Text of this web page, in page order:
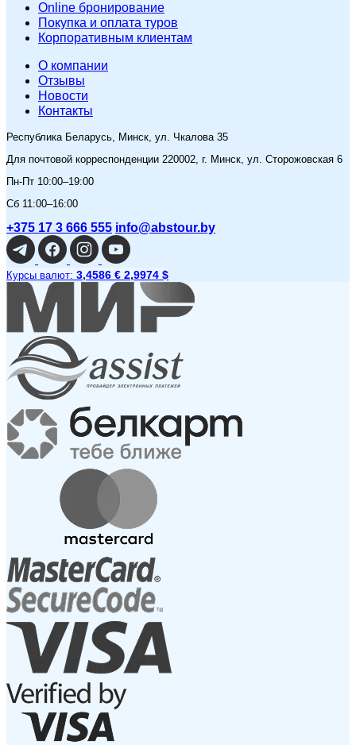
Online бронирование
Покупка и оплата туров
Корпоративным клиентам
O компании
Отзывы
Новости
Контакты
Республика Беларусь, Минск, ул. Чкалова 35
Для почтовой корреспонденции 220002, г. Минск, ул. Сторожовская 6
Пн-Пт 10:00–19:00
Сб 11:00–16:00
+375 17 3 666 555 info@abstour.by
Курсы валют: 3,4586 € 2,9974 $